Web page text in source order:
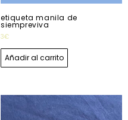
etiqueta manila de
siempreviva
3€
Añadir al carrito